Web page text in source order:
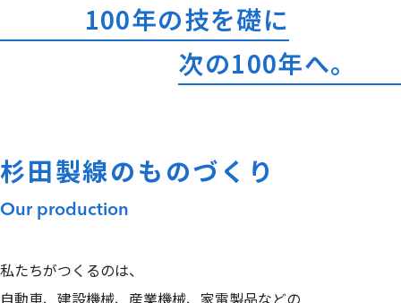
100年の技を礎に
次の100年へ。
杉田製線のものづくり
Our production
私たちがつくるのは、